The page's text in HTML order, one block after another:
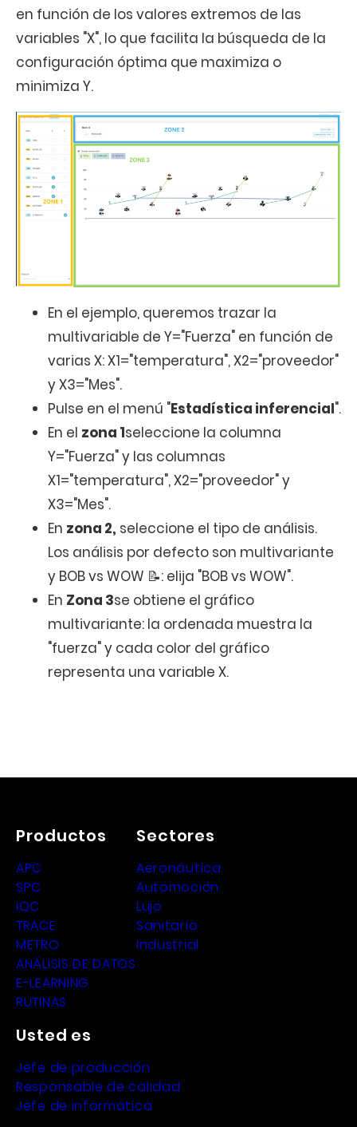
en función de los valores extremos de las
variables "X", lo que facilita la búsqueda de la
configuración óptima que maximiza o
minimiza Y.
En el ejemplo, queremos trazar la
multivariable de Y="Fuerza" en función de
varias X: X1="temperatura", X2="proveedor"
y X3="Mes".
Pulse en el menú "Estadística inferencial".
En el zona 1seleccione la columna
Y="Fuerza" y las columnas
X1="temperatura", X2="proveedor" y
X3="Mes".
En zona 2, seleccione el tipo de análisis.
Los análisis por defecto son multivariante
y BOB vs WOW 📝: elija "BOB vs WOW".
En Zona 3se obtiene el gráfico
multivariante: la ordenada muestra la
"fuerza" y cada color del gráfico
representa una variable X.
Productos
APC
SPC
IQC
TRACE
METRO
ANÁLISIS DE DATOS
E-LEARNING
RUTINAS
Sectores
Aeronáutica
Automoción
Lujo
Sanitario
Industrial
Usted es
Jefe de producción
Responsable de calidad
Jefe de informática